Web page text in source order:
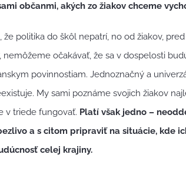
občanmi, akých zo žiakov chceme
politika do škôl nepatrí, no od žiakov,
očakávať, že sa v dospelosti
povinnostiam. Jednoznačný a
My sami poznáme svojich žiakov
v triede fungovať. Platí však jedno –
a s citom pripraviť na situácie, kde
celej krajiny.